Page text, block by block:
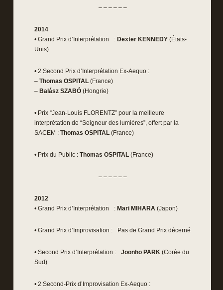
– – – – – –
2014
• Grand Prix d’Interprétation : Dexter KENNEDY (États-
Unis)
• 2 Second Prix d’Interprétation Ex-Aequo :
– Thomas OSPITAL (France)
– Balász SZABÓ (Hongrie)
• Prix “Jean-Louis FLORENTZ” pour la meilleure
interprétation de “Seigneur des lumières”, offert par la
SACEM : Thomas OSPITAL (France)
• Prix du Public : Thomas OSPITAL (France)
– – – – – –
2012
• Grand Prix d’Interprétation : Mari MIHARA (Japon)
• Grand Prix d’Improvisation : Pas de Grand Prix décerné
• Second Prix d’Interprétation : Joonho PARK (Corée du
Sud)
• 2 Second-Prix d’Improvisation Ex-Aequo :